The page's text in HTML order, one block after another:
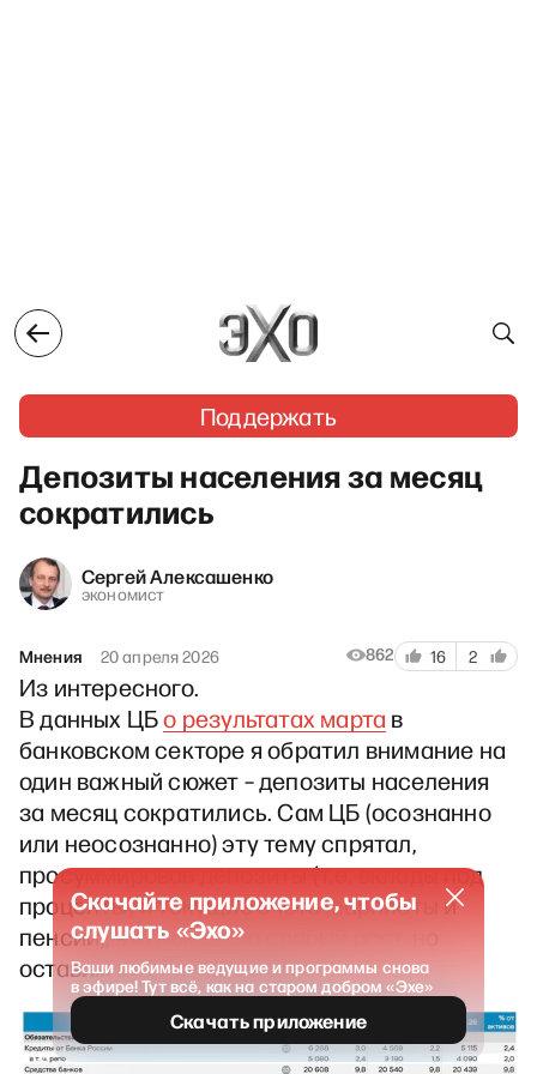
Поддержать
Депозиты населения за месяц
сократились
Сергей Алексашенко
экономист
Мнения 20 апреля 2026 862 16 2
Из интересного.
В данных ЦБо результатах марта в
банковском секторе я обратил внимание на
один важный сюжет – депозиты населения
за месяц сократились. Сам ЦБ (осознанно
или неосознанно) эту тему спрятал,
просуммировав депозиты (т.е. вклады под
проценты) и текущие счета (зарплаты и
пенсии), что показало слабый рост, но
оставим это на его совести.
Скачайте приложение, чтобы
слушать «Эхо»
Ваши любимые ведущие и программы снова
в эфире! Тут всё, как на старом добром «Эхе»
Скачать приложение